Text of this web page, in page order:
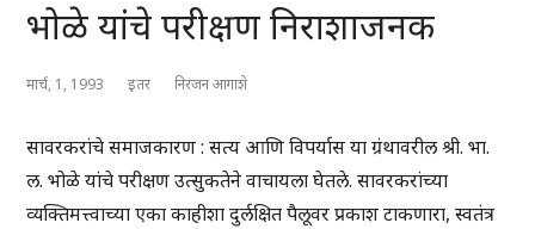
भोळे यांचे परीक्षण निराशाजनक
मार्च, 1, 1993 इतर निरंजन आगाशे
सावरकरांचे समाजकारण : सत्य आणि विपर्यास या ग्रंथावरील श्री. भा.
ल. भोळे यांचे परीक्षण उत्सुकतेने वाचायला घेतले. सावरकरांच्या
व्यक्तिमत्त्वाच्या एका काहीशा दुर्लक्षित पैलूवर प्रकाश टाकणारा, स्वतंत्र